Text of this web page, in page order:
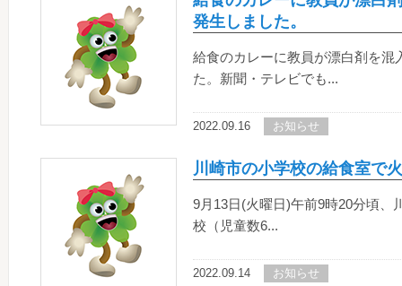
発生しました。
給食のカレーに教員が漂白剤を
た。新聞・テレビでも...
2022.09.16 お知らせ
川崎市の小学校の給食室で
9月13日(火曜日)午前9時20分頃、
校（児童数6...
2022.09.14 お知らせ